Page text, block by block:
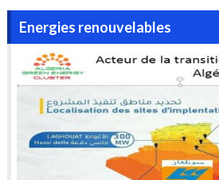
Energies renouvelables